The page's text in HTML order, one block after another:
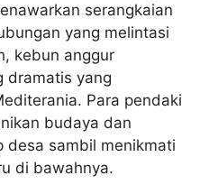
serangkaian
yang melintasi
kebun anggur
dramatis yang
Para pendaki
budaya dan
desa sambil menikmati
di bawahnya.